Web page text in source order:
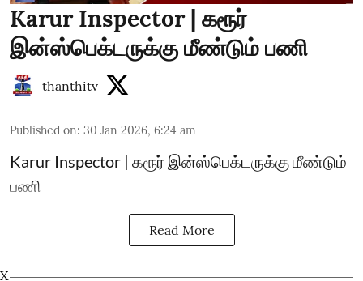
Karur Inspector | கரூர்
இன்ஸ்பெக்டருக்கு மீண்டும் பணி
thanthitv
Published on: 30 Jan 2026, 6:24 am
Karur Inspector | கரூர் இன்ஸ்பெக்டருக்கு மீண்டும்
பணி
Read More
X